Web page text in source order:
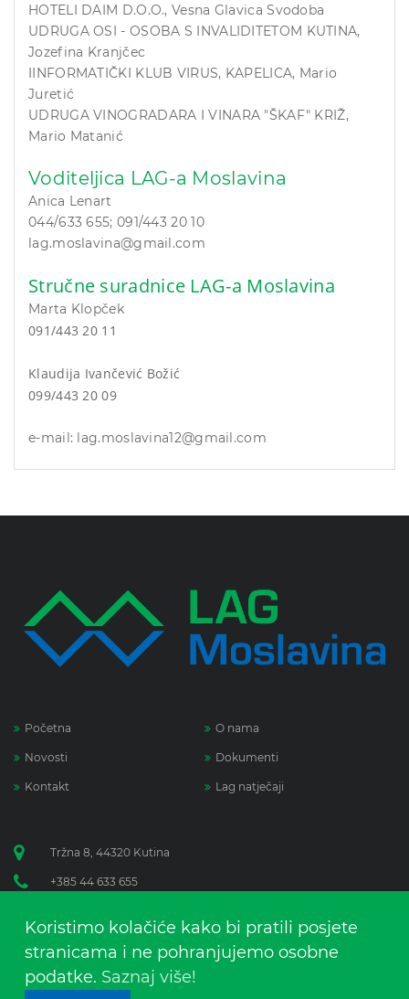
Koristimo kolačiće kako bi pratili posjete
stranicama i ne pohranjujemo osobne
podatke. Saznaj više!
HOTELI DAIM D.O.O., Vesna Glavica Svodoba
UDRUGA OSI - OSOBA S INVALIDITETOM KUTINA,
Jozefina Kranjčec
IINFORMATIČKI KLUB VIRUS, KAPELICA, Mario
Juretić
UDRUGA VINOGRADARA I VINARA "ŠKAF" KRIŽ,
Mario Matanić
Voditeljica LAG-a Moslavina
Anica Lenart
044/633 655; 091/443 20 10
lag.moslavina@gmail.com
Stručne suradnice LAG-a Moslavina
Marta Klopček
091/443 20 11
Klaudija Ivančević Božić
099/443 20 09
e-mail: lag.moslavina12@gmail.com
Početna O nama
Novosti Dokumenti
Kontakt Lag natječaji
Tržna 8, 44320 Kutina
+385 44 633 655
Facebook